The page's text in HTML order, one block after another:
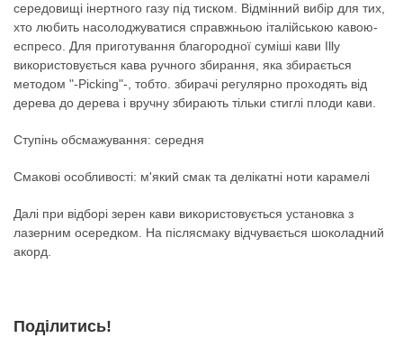
середовищі інертного газу під тиском. Відмінний вибір для тих,
хто любить насолоджуватися справжньою італійською кавою-
еспресо. Для приготування благородної суміші кави Illy
використовується кава ручного збирання, яка збирається
методом "-Рісking"-, тобто. збирачі регулярно проходять від
дерева до дерева і вручну збирають тільки стиглі плоди кави.
Ступінь обсмажування: середня
Смакові особливості: м'який смак та делікатні ноти карамелі
Далі при відборі зерен кави використовується установка з
лазерним осередком. На післясмаку відчувається шоколадний
акорд.
Поділитись!